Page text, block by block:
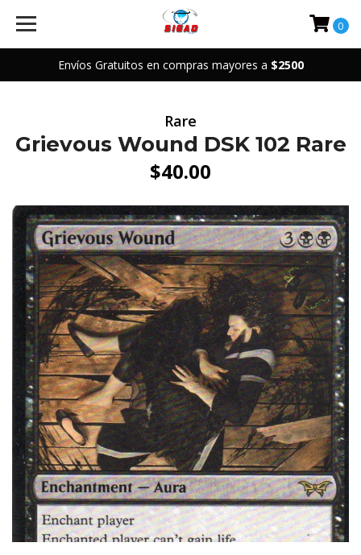
Envíos Gratuitos en compras mayores a $2500
0
Rare
Grievous Wound DSK 102 Rare
$40.00